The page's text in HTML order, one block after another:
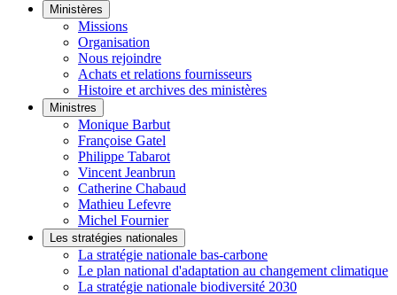
Ministères
Missions
Organisation
Nous rejoindre
Achats et relations fournisseurs
Histoire et archives des ministères
Ministres
Monique Barbut
Françoise Gatel
Philippe Tabarot
Vincent Jeanbrun
Catherine Chabaud
Mathieu Lefevre
Michel Fournier
Les stratégies nationales
La stratégie nationale bas-carbone
Le plan national d'adaptation au changement climatique
La stratégie nationale biodiversité 2030